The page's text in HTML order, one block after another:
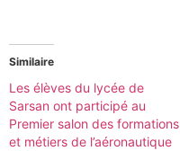
Similaire
Les élèves du lycée de
Sarsan ont participé au
Premier salon des formations
et métiers de l’aéronautique